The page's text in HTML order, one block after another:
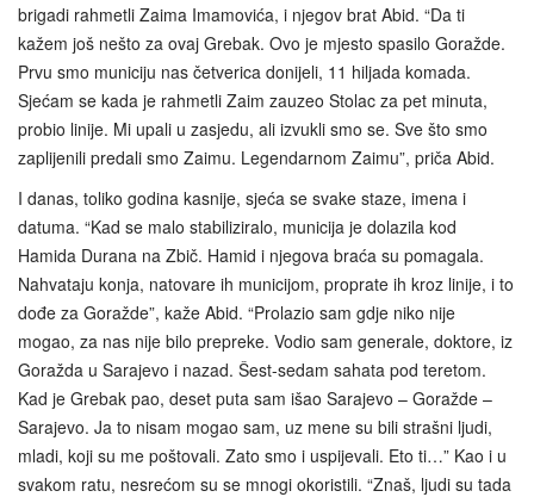
brigadi rahmetli Zaima Imamovića, i njegov brat Abid. “Da ti
kažem još nešto za ovaj Grebak. Ovo je mjesto spasilo Goražde.
Prvu smo municiju nas četverica donijeli, 11 hiljada komada.
Sjećam se kada je rahmetli Zaim zauzeo Stolac za pet minuta,
probio linije. Mi upali u zasjedu, ali izvukli smo se. Sve što smo
zaplijenili predali smo Zaimu. Legendarnom Zaimu”, priča Abid.
I danas, toliko godina kasnije, sjeća se svake staze, imena i
datuma. “Kad se malo stabiliziralo, municija je dolazila kod
Hamida Durana na Zbič. Hamid i njegova braća su pomagala.
Nahvataju konja, natovare ih municijom, proprate ih kroz linije, i to
dođe za Goražde”, kaže Abid. “Prolazio sam gdje niko nije
mogao, za nas nije bilo prepreke. Vodio sam generale, doktore, iz
Goražda u Sarajevo i nazad. Šest-sedam sahata pod teretom.
Kad je Grebak pao, deset puta sam išao Sarajevo – Goražde –
Sarajevo. Ja to nisam mogao sam, uz mene su bili strašni ljudi,
mladi, koji su me poštovali. Zato smo i uspijevali. Eto ti…” Kao i u
svakom ratu, nesrećom su se mnogi okoristili. “Znaš, ljudi su tada